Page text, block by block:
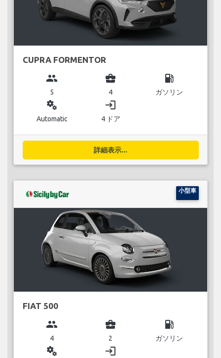
CUPRA FORMENTOR
group
5
business_center
4
local_gas_station
ガソリン
miscellaneous_services
Automatic
login
4 ドア
詳細表示...
小型車
FIAT 500
group
4
business_center
2
local_gas_station
ガソリン
miscellaneous_services login